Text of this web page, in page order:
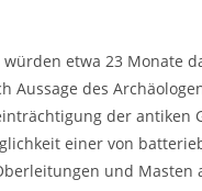
etwa 23 Monate
des
der antiken
einer von
und